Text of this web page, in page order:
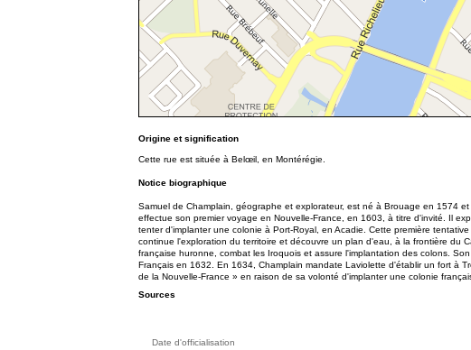
Origine et signification
Cette rue est située à Belœil, en Montérégie.
Notice biographique
Samuel de Champlain, géographe et explorateur, est né à Brouage en 1574
effectue son premier voyage en Nouvelle-France, en 1603, à titre d'invité. Il
tenter d'implanter une colonie à Port-Royal, en Acadie. Cette première
continue l'exploration du territoire et découvre un plan d'eau, à la frontière du
française huronne, combat les Iroquois et assure l'implantation des colons.
Français en 1632. En 1634, Champlain mandate Laviolette d'établir un fort à
de la Nouvelle-France » en raison de sa volonté d'implanter une colonie
Sources
Date d'officialisation